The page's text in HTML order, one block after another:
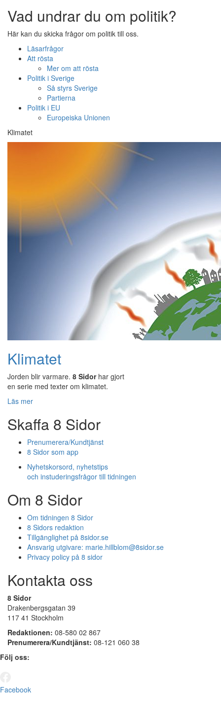
Vad undrar du om politik?
Här kan du skicka frågor om politik till oss.
Läsarfrågor
Att rösta
Mer om att rösta
Politik i Sverige
Så styrs Sverige
Partierna
Politik i EU
Europeiska Unionen
Klimatet
Klimatet
Jorden blir varmare. 8 Sidorhar gjort
en serie med texter om klimatet.
Läs mer
Skaffa 8 Sidor
Prenumerera/Kundtjänst
8 Sidor som app
Nyhetskorsord, nyhetstips
och instuderingsfrågor till tidningen
Om 8 Sidor
Om tidningen 8 Sidor
8 Sidors redaktion
Tillgänglighet på 8sidor.se
Ansvarig utgivare: marie.hillblom@8sidor.se
Privacy policy på 8 sidor
Kontakta oss
8 Sidor
Drakenbergsgatan 39
117 41 Stockholm
Redaktionen: 08-580 02 867
Prenumerera/Kundtjänst: 08-121 060 38
Följ oss:
Facebook